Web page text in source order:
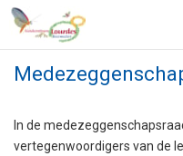
Home Zoeken
In de
vertegenwoordigers van de